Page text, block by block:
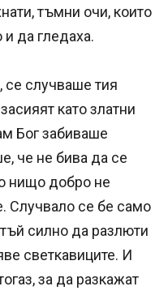
тъмни очи, които
и да гледаха.
се случваше тия
като златни
Бог забиваше
че не бива да се
нищо добро не
Случвало се бе само
силно да разлюти
светкавиците. И
за да разкажат